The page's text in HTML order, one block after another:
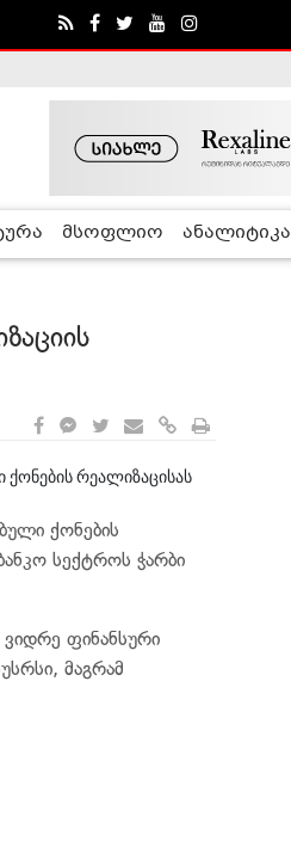
მსოფლიო ანალიტიკა
რეალიზაცისას
ქონების
სექტროს ჭარბი
ფინანსური
მაგრამ